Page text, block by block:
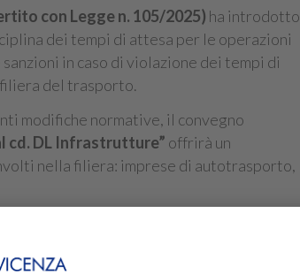
con Legge n. 105/2025) ha introdotto
dei tempi di attesa per le operazioni
in caso di violazione dei tempi di
del trasporto.
modifiche normative, il convegno
cd. DL Infrastrutture” offrirà un
nella filiera: imprese di autotrasporto,
Generale, il convegno analizzerà
corretta applicazione della normativa e